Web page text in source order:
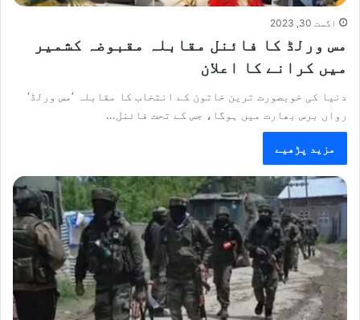
اگست 30, 2023
مس ورلڈ کا فائنل مقابلہ مقبوضہ کشمیر
میں کرانے کا اعلان
دنیا کی خوبصورت ترین خاتون کے انتخاب کا مقابلہ ’مس ورلڈ‘
رواں برس بھارت میں ہوگا، جس کے تحت فائنل…
مزید پڑھیے